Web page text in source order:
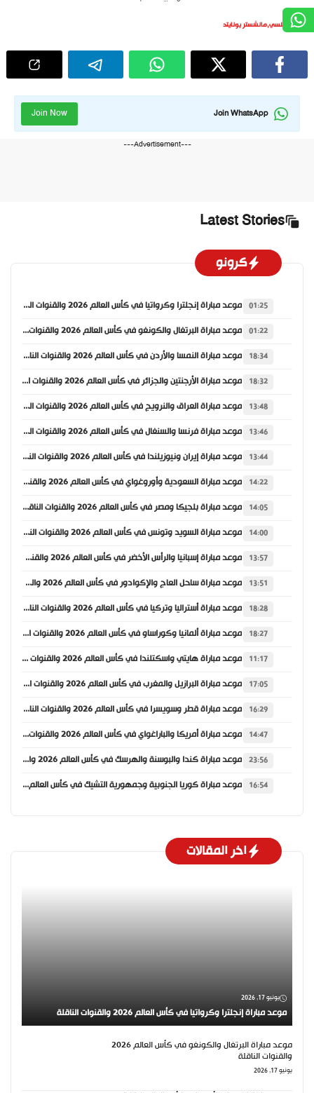
تشيلسي,مانشستر يونايتد
Join WhatsApp
Join Now
---Advertisement---
Latest Stories
كرونو
01:25 موعد مباراة إنجلترا وكرواتيا في كأس العالم 2026 والقنوات الناقلة
01:22 موعد مباراة البرتغال والكونغو في كأس العالم 2026 والقنوات الناقلة
18:34 موعد مباراة النمسا والأردن في كأس العالم 2026 والقنوات الناقلة
18:32 موعد مباراة الأرجنتين والجزائر في كأس العالم 2026 والقنوات الناقلة
13:48 موعد مباراة العراق والنرويج في كأس العالم 2026 والقنوات الناقلة
13:46 موعد مباراة فرنسا والسنغال في كأس العالم 2026 والقنوات الناقلة
13:44 موعد مباراة إيران ونيوزيلندا في كأس العالم 2026 والقنوات الناقلة
14:22 موعد مباراة السعودية وأوروغواي في كأس العالم 2026 والقنوات الناقلة
14:05 موعد مباراة بلجيكا ومصر في كأس العالم 2026 والقنوات الناقلة
14:00 موعد مباراة السويد وتونس في كأس العالم 2026 والقنوات الناقلة
13:57 موعد مباراة إسبانيا والرأس الأخضر في كأس العالم 2026 والقنوات الناقلة
13:51 موعد مباراة ساحل العاج والإكوادور في كأس العالم 2026 والقنوات الناقلة
18:28 موعد مباراة أستراليا وتركيا في كأس العالم 2026 والقنوات الناقلة
18:27 موعد مباراة ألمانيا وكوراساو في كأس العالم 2026 والقنوات الناقلة
11:17 موعد مباراة هايتي واسكتلندا في كأس العالم 2026 والقنوات الناقلة
17:05 موعد مباراة البرازيل والمغرب في كأس العالم 2026 والقنوات الناقلة
16:29 موعد مباراة قطر وسويسرا في كأس العالم 2026 والقنوات الناقلة
14:47 موعد مباراة أمريكا والباراغواي في كأس العالم 2026 والقنوات الناقلة
23:56 موعد مباراة كندا والبوسنة والهرسك في كأس العالم 2026 والقنوات الناقلة
16:54 موعد مباراة كوريا الجنوبية وجمهورية التشيك في كأس العالم 2026 والقنوات الناقلة
اخر المقالات
يونيو 17, 2026
موعد مباراة إنجلترا وكرواتيا في كأس العالم 2026 والقنوات الناقلة
موعد مباراة البرتغال والكونغو في كأس العالم 2026
والقنوات الناقلة
يونيو 17, 2026